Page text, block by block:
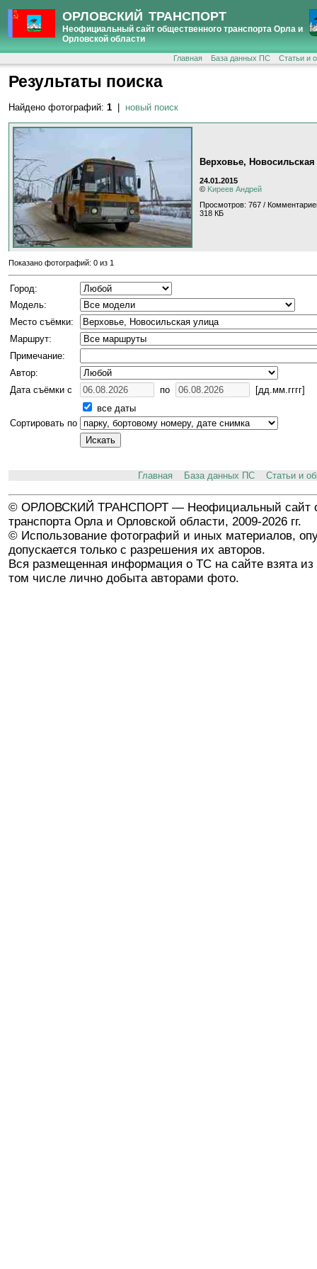
ОРЛОВСКИЙ ТРАНСПОРТ
Неофициальный сайт общественного транспорта Орла и
Орловской области
Главная База данных ПС Статьи и
Результаты поиска
Найдено фотографий: 1 новый поиск
Верховье, Новосильская
24.01.2015
© Kиpeeв Aндpeй
Просмотров: 767 /
318 КБ
Показано фотографий: 0 из 1
Город:
Модель:
Место съёмки:
Маршрут:
Примечание:
Автор:
Дата съёмки с
по
[дд.мм.гггг]
все даты
Сортировать по
Главная База данных ПС Статьи и
© ОРЛОВСКИЙ ТРАНСПОРТ — Неофициальный сайт
транспорта Орла и Орловской области, 2009-2026 гг.
© Использование фотографий и иных материалов,
допускается только с разрешения их авторов.
Вся размещенная информация о ТС на сайте взята из
том числе лично добыта авторами фото.